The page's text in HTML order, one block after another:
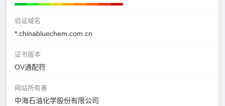
验证域名
*.chinabluechem.com.cn
证书版本
OV通配符
网站所有者
中海石油化学股份有限公司